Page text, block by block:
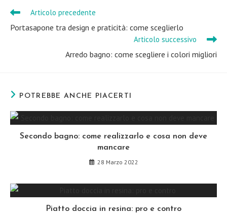
Leggi
articoli
Articolo precedente
Portasapone tra design e praticità: come sceglierlo
Articolo successivo
Arredo bagno: come scegliere i colori migliori
POTREBBE ANCHE PIACERTI
Secondo bagno: come realizzarlo e cosa non deve
mancare
28 Marzo 2022
Piatto doccia in resina: pro e contro